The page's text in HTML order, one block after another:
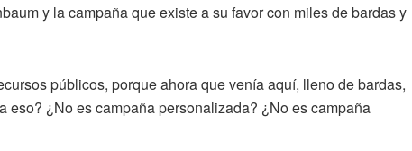
y la campaña que existe a su favor con miles de bardas y
públicos, porque ahora que venía aquí, lleno de bardas,
eso? ¿No es campaña personalizada? ¿No es campaña